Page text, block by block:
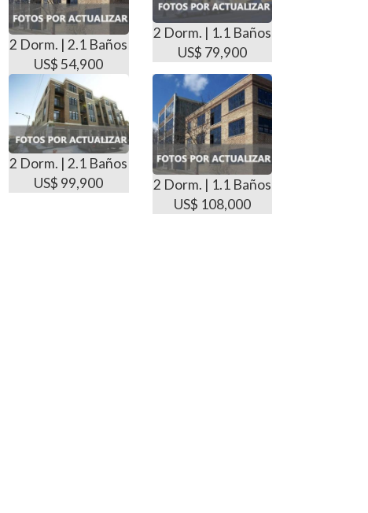
2 Dorm. | 2.1 Baños
US$ 54,900
2 Dorm. | 1.1 Baños
US$ 79,900
2 Dorm. | 2.1 Baños
US$ 99,900
2 Dorm. | 1.1 Baños
US$ 108,000